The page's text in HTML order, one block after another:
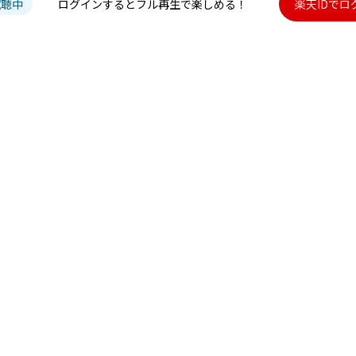
中 ログインするとフル再生で楽しめる！ 楽天IDでロ